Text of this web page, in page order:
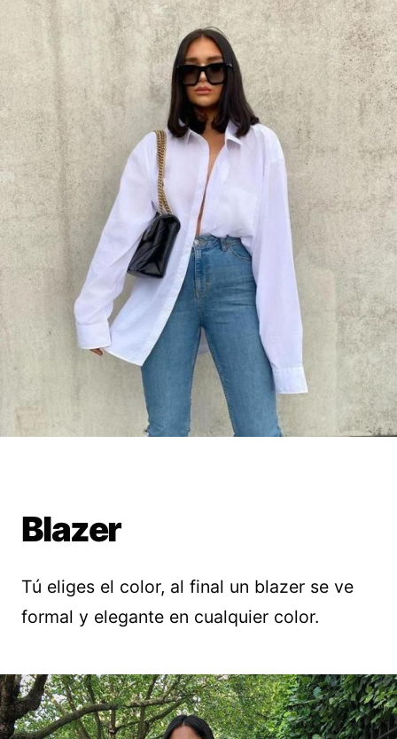
Blazer
Tú eliges el color, al final un blazer se ve
formal y elegante en cualquier color.